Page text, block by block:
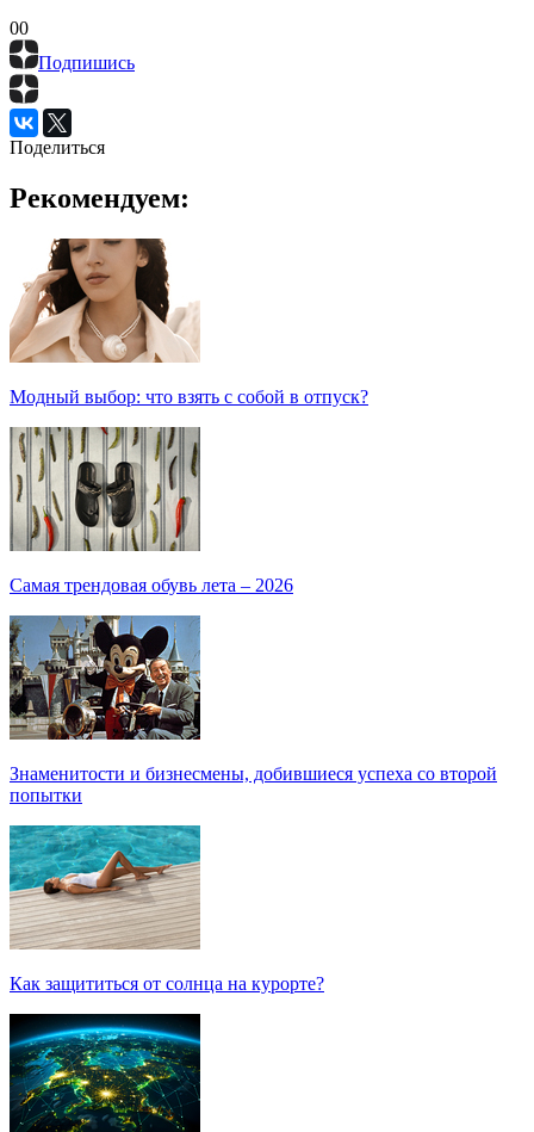
00
Подпишись
Поделиться
Рекомендуем:
Модный выбор: что взять с собой в отпуск?
Самая трендовая обувь лета – 2026
Знаменитости и бизнесмены, добившиеся успеха со второй
попытки
Как защититься от солнца на курорте?